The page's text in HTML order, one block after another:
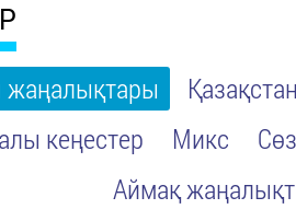
жаңалықтары
кеңестер
Микс
Аймақ